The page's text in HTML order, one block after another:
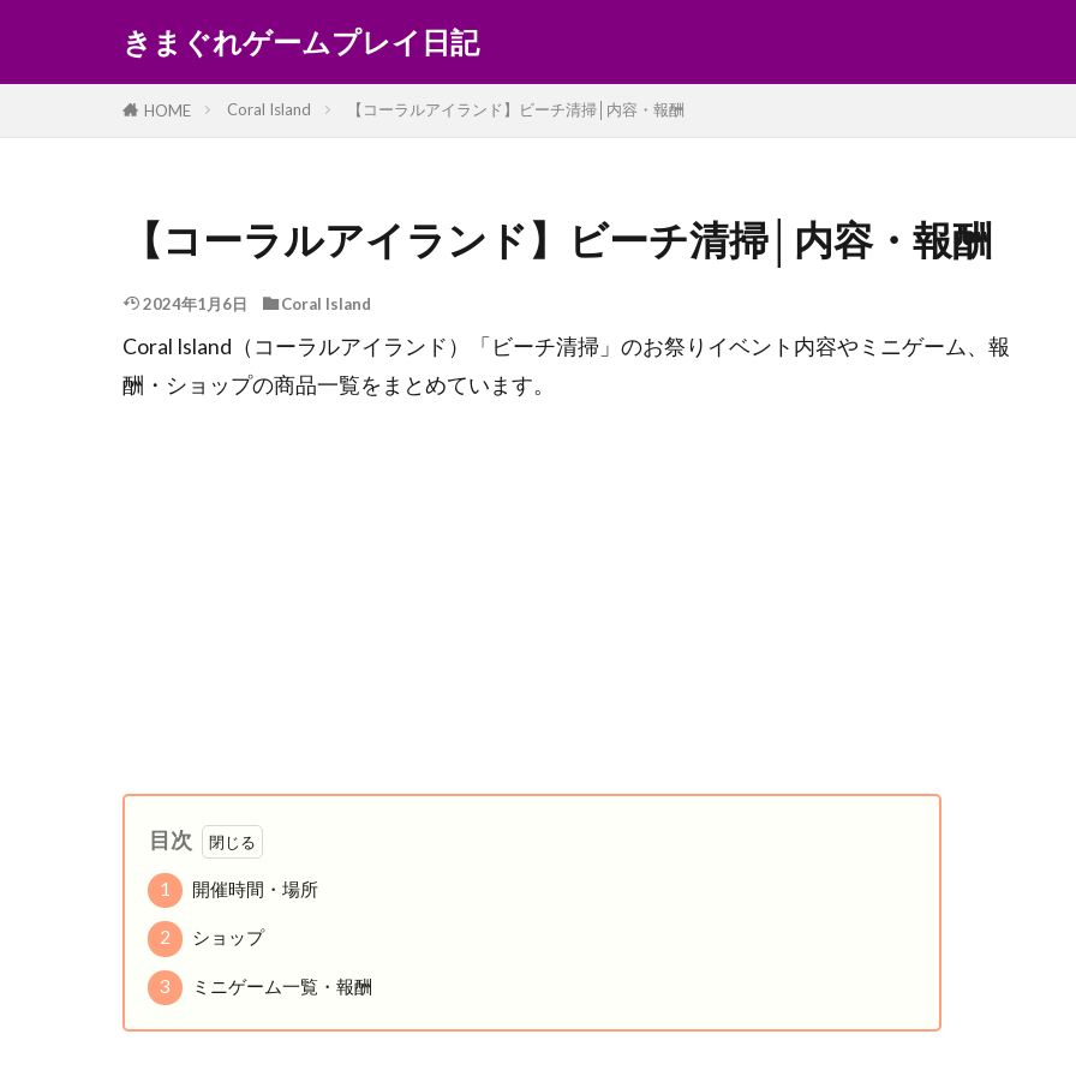
きまぐれゲームプレイ日記
HOME Coral Island 【コーラルアイランド】ビーチ清掃│内容・報酬
【コーラルアイランド】ビーチ清掃│内容・報酬
2024年1月6日 Coral Island
Coral Island（コーラルアイランド）「ビーチ清掃」のお祭りイベント内容やミニゲーム、報
酬・ショップの商品一覧をまとめています。
目次
1 開催時間・場所
2 ショップ
3 ミニゲーム一覧・報酬